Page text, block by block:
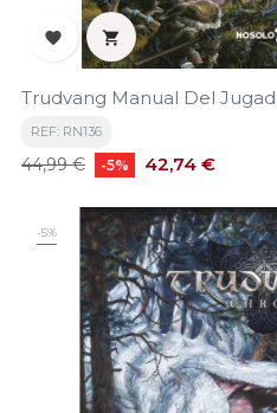
 
Trudvang Manual Del
REF: RN136
Precio
44,99 € -5% Precio
42,74 €
-5%